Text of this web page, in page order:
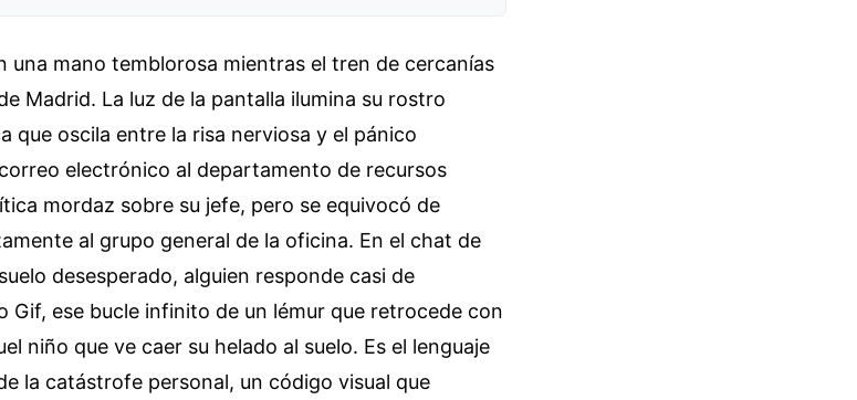
una mano temblorosa mientras el tren de cercanías
Madrid. La luz de la pantalla ilumina su rostro
que oscila entre la risa nerviosa y el pánico
electrónico al departamento de recursos
mordaz sobre su jefe, pero se equivocó de
al grupo general de la oficina. En el chat de
desesperado, alguien responde casi de
Gif, ese bucle infinito de un lémur que retrocede con
niño que ve caer su helado al suelo. Es el lenguaje
la catástrofe personal, un código visual que